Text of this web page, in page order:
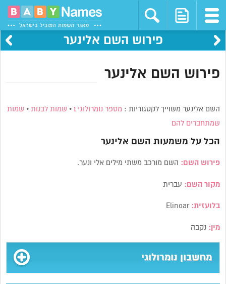
פירוש השם אלינער
פירוש השם אלינער
השם אלינער משוייך לקטגוריות : מספר נומרולוגי 1 • שמות לבנות • שמות
שמתחברים להם
הכל על משמעות השם אלינער
פירוש השם: השם מורכב משתי מילים אלי ונער.
מקור השם: עברית
בלועזית: Elinoar
מין: נקבה
מחשבון נומרולוגי